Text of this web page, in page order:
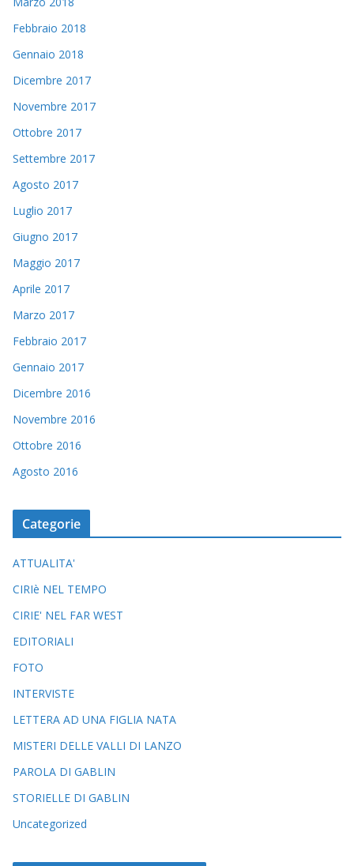
Febbraio 2018
Gennaio 2018
Dicembre 2017
Novembre 2017
Ottobre 2017
Settembre 2017
Agosto 2017
Luglio 2017
Giugno 2017
Maggio 2017
Aprile 2017
Marzo 2017
Febbraio 2017
Gennaio 2017
Dicembre 2016
Novembre 2016
Ottobre 2016
Agosto 2016
Categorie
ATTUALITA'
CIRIè NEL TEMPO
CIRIE' NEL FAR WEST
EDITORIALI
FOTO
INTERVISTE
LETTERA AD UNA FIGLIA NATA
MISTERI DELLE VALLI DI LANZO
PAROLA DI GABLIN
STORIELLE DI GABLIN
Uncategorized